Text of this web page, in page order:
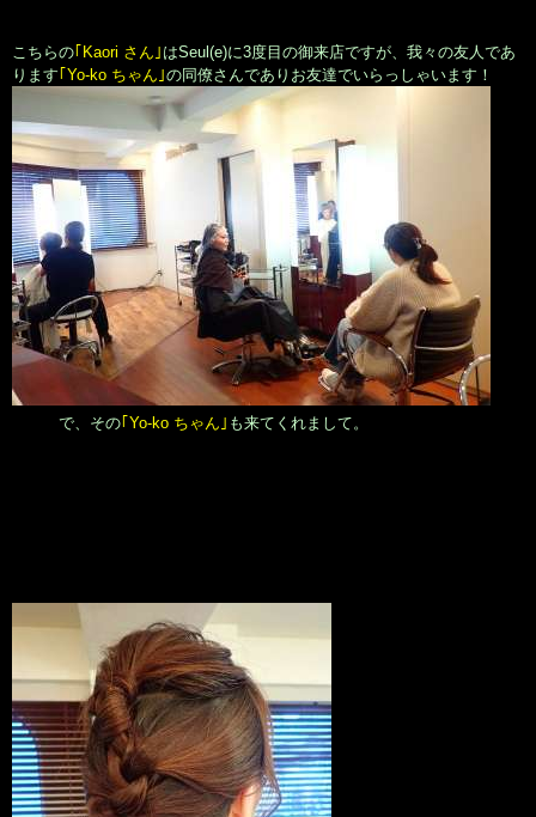
こちらの｢Kaori さん｣ はSeul(e)に3度目の御来店ですが、我々の友人であ
ります｢Yo-ko ちゃん｣の同僚さんでありお友達でいらっしゃいます！
で、その｢Yo-ko ちゃん｣ も来てくれまして。